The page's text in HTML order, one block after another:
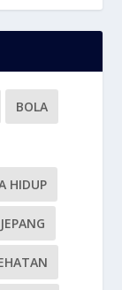
BOLA
HIDUP
JEPANG